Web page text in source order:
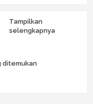
Tampilkan
selengkapnya
ditemukan